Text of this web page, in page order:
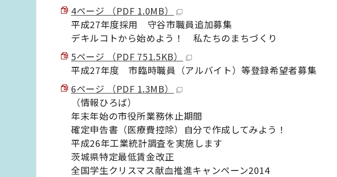
4ページ （PDF 1.0MB）
平成27年度採用 守谷市職員追加募集
デキルコトから始めよう！ 私たちのまちづくり
5ページ （PDF 751.5KB）
平成27年度 市臨時職員（アルバイト）等登録希望者募集
6ページ （PDF 1.3MB）
（情報ひろば）
年末年始の市役所業務休止期間
確定申告書（医療費控除）自分で作成してみよう！
平成26年工業統計調査を実施します
茨城県特定最低賃金改正
全国学生クリスマス献血推進キャンペーン2014